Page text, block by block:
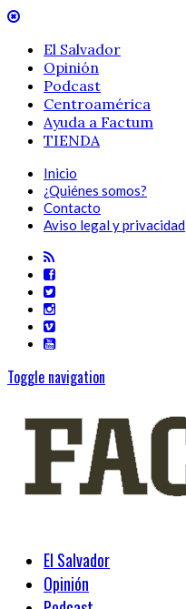
El Salvador
Opinión
Podcast
Centroamérica
Ayuda a Factum
TIENDA
Inicio
¿Quiénes somos?
Contacto
Aviso legal y privacidad
Toggle navigation
El Salvador
Opinión